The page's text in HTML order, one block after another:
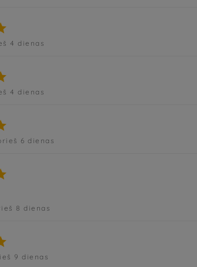
4 dienas
4 dienas
6 dienas
8 dienas
9 dienas